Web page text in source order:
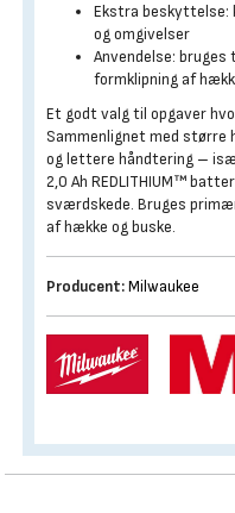
Ekstra beskyttelse:
og omgivelser
Anvendelse:
formklipning af
Et godt valg til opgaver
Sammenlignet med større
og lettere håndtering –
2,0 Ah REDLITHIUM™
sværdskede. Bruges
af hække og buske.
Producent:Milwaukee